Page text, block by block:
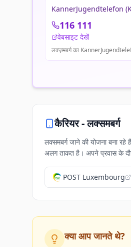
KannerJugendtelefon
116 111
वेबसाइट देखें
लक्ज़मबर्ग का
कैरियर -लक्समबर्ग
लक्समबर्ग जाने की योजना बना
अलग ताकत है। अपने प्रवास के
POST Luxembourg
क्या आप जानते थे?